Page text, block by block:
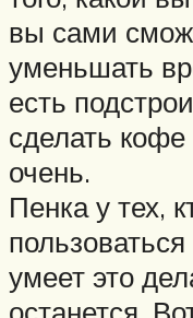
вы сами
уменьшать
есть
сделать
очень.
Пенка у тех,
умеет это